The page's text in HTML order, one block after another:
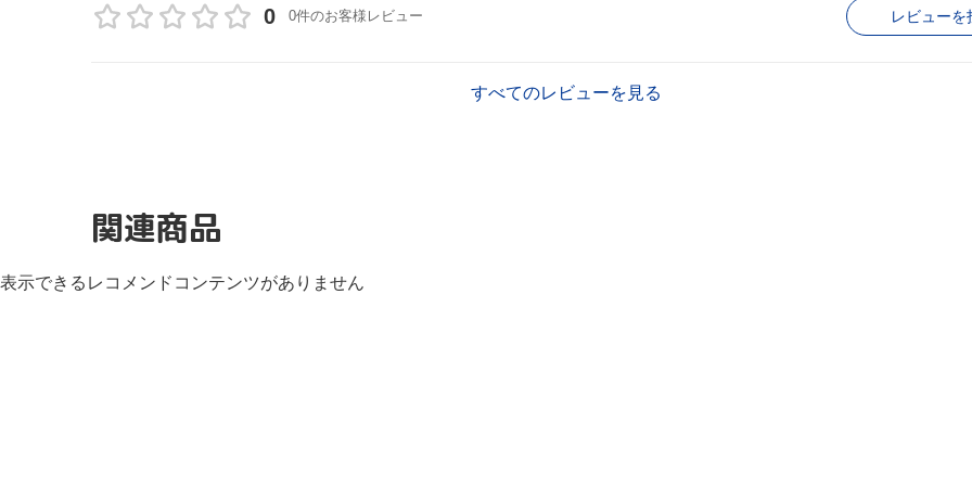
0 0件のお客様レビュー レビューを
すべてのレビューを見る
関連商品
表示できるレコメンドコンテンツがありません